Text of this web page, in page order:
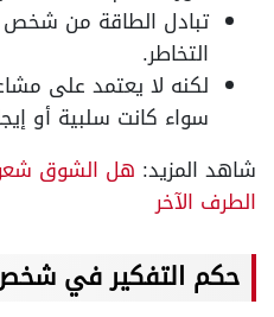
تبادل الطاقة من شخص
التخاطر.
لكنه لا يعتمد على
سواء كانت سلبية أو
شاهد المزيد: هل الشوق
الطرف الآخر
حكم التفكير في